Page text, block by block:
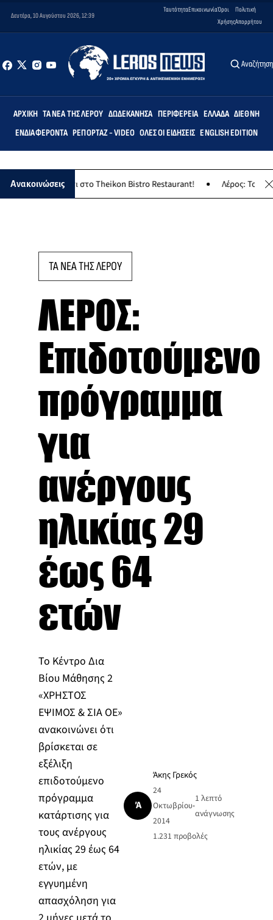
Δευτέρα, 10 Αυγούστου 2026, 12:39
ΤαυτότηταΕπικοινωνίαΌροι
Χρήσης
Πολιτική
Απορρήτου
Αναζήτηση
ΑΡΧΙΚΉ ΤΑ ΝΈΑ ΤΗΣ ΛΈΡΟΥ ΔΩΔΕΚΆΝΗΣΑ ΠΕΡΙΦΈΡΕΙΑ ΕΛΛΆΔΑ ΔΙΕΘΝΉ
ΕΝΔΙΑΦΈΡΟΝΤΑ ΡΕΠΟΡΤΆΖ - VIDEO ΌΛΕΣ ΟΙ ΕΙΔΉΣΕΙΣ ENGLISH EDITION
Ανακοινώσειςγλέντι στο Theikon Bistro Restaurant! Λέρος: Το
ΤΑ ΝΕΑ ΤΗΣ ΛΕΡΟΥ
ΛΕΡΟΣ:
Επιδοτούμενο
πρόγραμμα
για
ανέργους
ηλικίας 29
έως 64
ετών
Το Κέντρο Δια
Βίου Μάθησης 2
«ΧΡΗΣΤΟΣ
ΕΨΙΜΟΣ & ΣΙΑ ΟΕ»
ανακοινώνει ότι
βρίσκεται σε
εξέλιξη
επιδοτούμενο
πρόγραμμα
κατάρτισης για
τους ανέργους
ηλικίας 29 έως 64
ετών, με
εγγυημένη
απασχόληση για
Ά
Άκης Γρεκός
24
Οκτωβρίου
2014
•
1 λεπτό
ανάγνωσης
1.231 προβολές